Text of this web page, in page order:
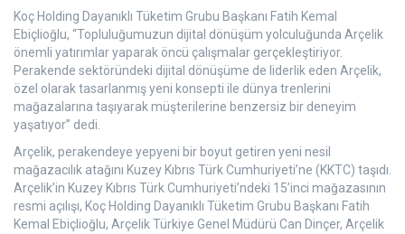
Koç Holding Dayanıklı Tüketim Grubu Başkanı Fatih Kemal
Ebiçlioğlu, “Topluluğumuzun dijital dönüşüm yolculuğunda Arçelik
önemli yatırımlar yaparak öncü çalışmalar gerçekleştiriyor.
Perakende sektöründeki dijital dönüşüme de liderlik eden Arçelik,
özel olarak tasarlanmış yeni konsepti ile dünya trenlerini
mağazalarına taşıyarak müşterilerine benzersiz bir deneyim
yaşatıyor” dedi.
Arçelik, perakendeye yepyeni bir boyut getiren yeni nesil
mağazacılık atağını Kuzey Kıbrıs Türk Cumhuriyeti’ne (KKTC) taşıdı.
Arçelik’in Kuzey Kıbrıs Türk Cumhuriyeti’ndeki 15’inci mağazasının
resmi açılışı, Koç Holding Dayanıklı Tüketim Grubu Başkanı Fatih
Kemal Ebiçlioğlu, Arçelik Türkiye Genel Müdürü Can Dinçer, Arçelik